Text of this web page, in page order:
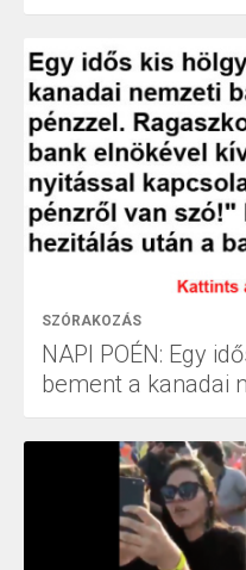
SZÓRAKOZÁS
NAPI POÉN: Egy
bement a kanadai